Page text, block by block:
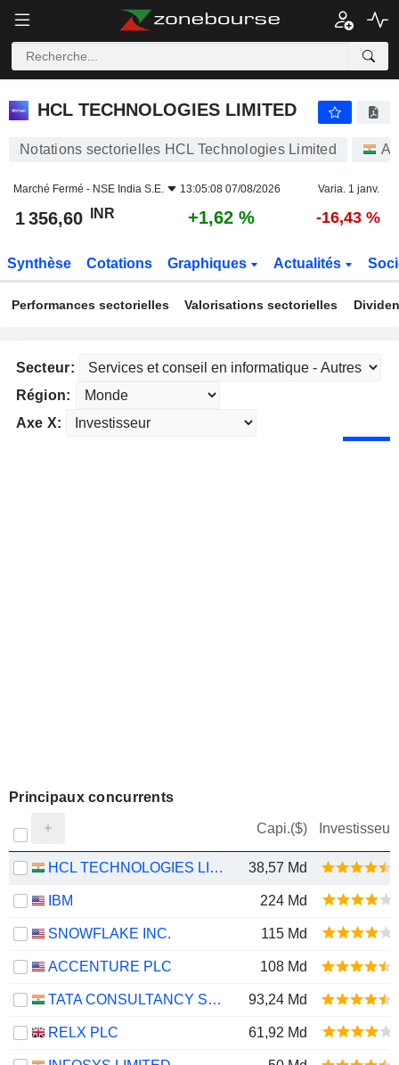
HCL TECHNOLOGIES LIMITED
Notations sectorielles HCL Technologies Limited
Marché Fermé - NSE India S.E. 13:05:08 07/08/2026 Varia. 1 janv.
1 356,60 INR +1,62 % -16,43 %
Synthèse Cotations Graphiques Actualités
Performances sectorielles Valorisations sectorielles
Secteur:
Région:
Axe X:
Principaux concurrents
Capi.($) Investisseur
HCL TECHNOLOGIES LIMITED 38,57 Md
IBM 224 Md
SNOWFLAKE INC. 115 Md
ACCENTURE PLC 108 Md
TATA CONSULTANCY SERVICES LTD. 93,24 Md
RELX PLC 61,92 Md